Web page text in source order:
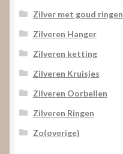
Zilver met goud ringen
Zilveren Hanger
Zilveren ketting
Zilveren Kruisjes
Zilveren Oorbellen
Zilveren Ringen
Zo(overige)